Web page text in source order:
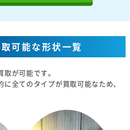
可能な形状一覧
が可能です。
全てのタイプが買取可能なため、